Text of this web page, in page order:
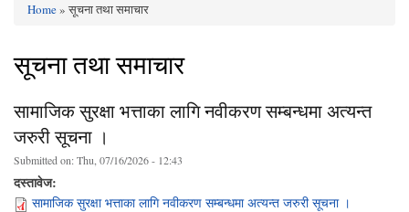
You are here
Home» सूचना तथा समाचार
सूचना तथा समाचार
सामाजिक सुरक्षा भत्ताका लागि नवीकरण सम्बन्धमा अत्यन्त
जरुरी सूचना ।
Submitted on:Thu, 07/16/2026 - 12:43
दस्तावेज:
सामाजिक सुरक्षा भत्ताका लागि नवीकरण सम्बन्धमा अत्यन्त जरुरी सूचना ।